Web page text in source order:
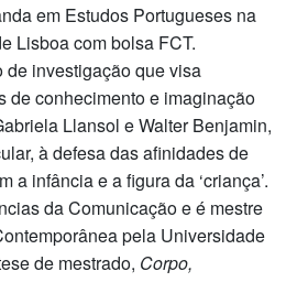
em Estudos Portugueses na
Lisboa com bolsa FCT.
de investigação que visa
de conhecimento e imaginação
Llansol e Walter Benjamin,
à defesa das afinidades de
a infância e a figura da ‘criança’.
da Comunicação e é mestre
pela Universidade
de mestrado, Corpo,